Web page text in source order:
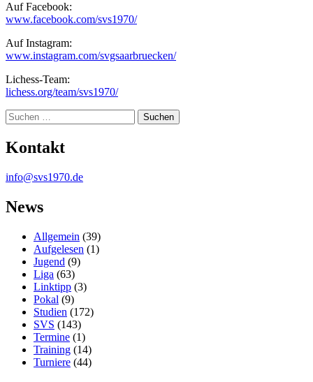
Auf Facebook:
www.facebook.com/svs1970/
Auf Instagram:
www.instagram.com/svgsaarbruecken/
Lichess-Team:
lichess.org/team/svs1970/
Suche
Kontakt
info@svs1970.de
News
Allgemein (39)
Aufgelesen (1)
Jugend (9)
Liga (63)
Linktipp (3)
Pokal (9)
Studien (172)
SVS (143)
Termine (1)
Training (14)
Turniere (44)